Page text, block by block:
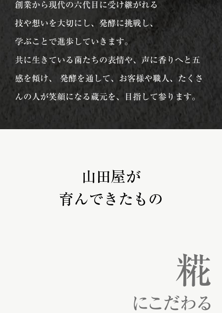
創業から現代の六代目に受け継がれる
技や想いを大切にし、発酵に挑戦し、
学ぶことで進歩していきます。
共に生きている菌たちの表情や、声に香りへと五
感を傾け、 発酵を通して、お客様や職人、たくさ
んの人が笑顔になる蔵元を、目指して参ります。
山田屋が
育んできたもの
糀
にこだわる